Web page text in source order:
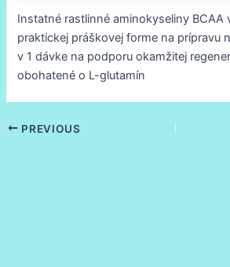
Instatné rastlinné aminokyseliny BCAA
praktickej práškovej forme na prípravu
v 1 dávke na podporu okamžitej
obohatené o L-glutamín
PREVIOUS